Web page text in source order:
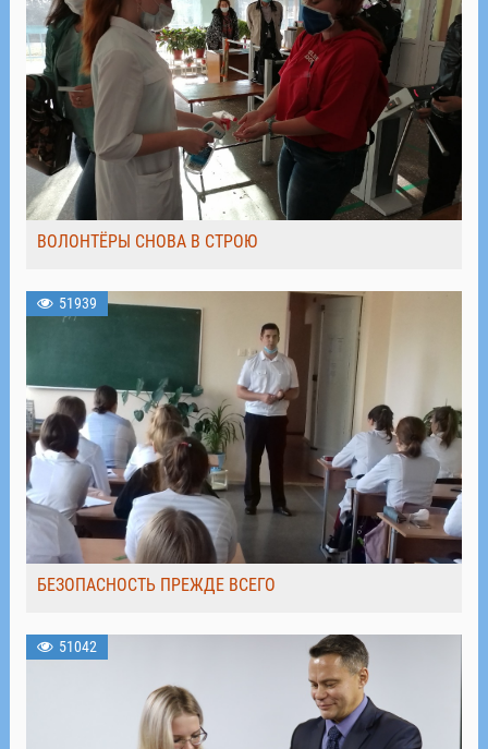
ВОЛОНТЁРЫ СНОВА В СТРОЮ
51939
БЕЗОПАСНОСТЬ ПРЕЖДЕ ВСЕГО
51042